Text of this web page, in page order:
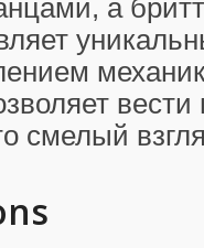
а
смелый